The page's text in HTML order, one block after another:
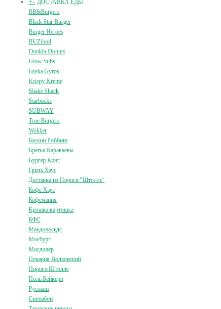
+- ДОСТАВКА ЕДЫ
BB&Burgers
Black Star Burger
Burger Heroes
BUZfood
Dunkin Donuts
Glow Subs
Greka Gyros
Krispy Kreme
Shake Shack
Starbucks
SUBWAY
True Burgers
Wokker
Баскин Роббинс
Братья Караваевы
Бургер Кинг
Гриль Хаус
Доставка из Пироги "Штолле"
Кофе Хауз
Кофемания
Крошка картошка
КФС
Макдональдс
Мосбург
Мосдонер
Пекарня Волконский
Пироги Штолле
Поль Бейкери
Руспыш
Синнабон